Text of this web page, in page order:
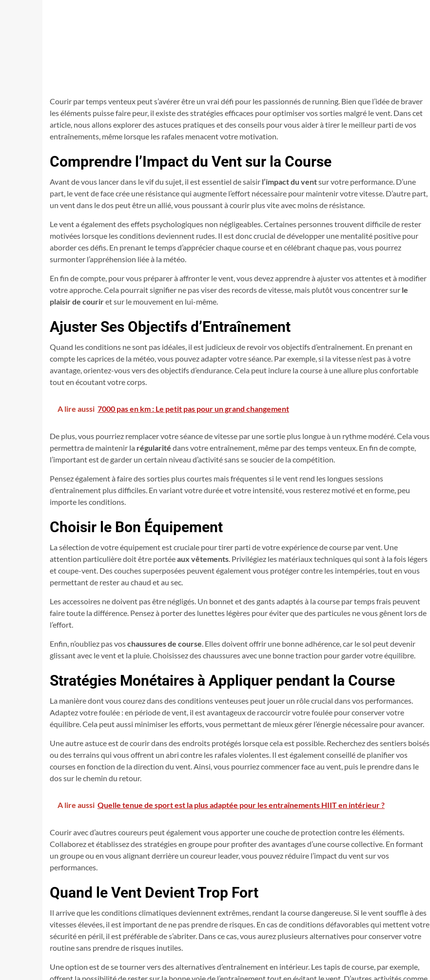
Courir par temps venteux peut s’avérer être un vrai défi pour les passionnés de running. Bien que l’idée de braver
les éléments puisse faire peur, il existe des stratégies efficaces pour optimiser vos sorties malgré le vent. Dans cet
article, nous allons explorer des astuces pratiques et des conseils pour vous aider à tirer le meilleur parti de vos
entraînements, même lorsque les rafales menacent votre motivation.
Comprendre l’Impact du Vent sur la Course
Avant de vous lancer dans le vif du sujet, il est essentiel de saisir l’impact du ventsur votre performance. D’une
part, le vent de face crée une résistance qui augmente l’effort nécessaire pour maintenir votre vitesse. D’autre part,
un vent dans le dos peut être un allié, vous poussant à courir plus vite avec moins de résistance.
Le vent a également des effets psychologiques non négligeables. Certaines personnes trouvent difficile de rester
motivées lorsque les conditions deviennent rudes. Il est donc crucial de développer une mentalité positive pour
aborder ces défis. En prenant le temps d’apprécier chaque course et en célébrant chaque pas, vous pourrez
surmonter l’appréhension liée à la météo.
En fin de compte, pour vous préparer à affronter le vent, vous devez apprendre à ajuster vos attentes et à modifier
votre approche. Cela pourrait signifier ne pas viser des records de vitesse, mais plutôt vous concentrer sur le
plaisir de couriret sur le mouvement en lui-même.
Ajuster Ses Objectifs d’Entraînement
Quand les conditions ne sont pas idéales, il est judicieux de revoir vos objectifs d’entraînement. En prenant en
compte les caprices de la météo, vous pouvez adapter votre séance. Par exemple, si la vitesse n’est pas à votre
avantage, orientez-vous vers des objectifs d’endurance. Cela peut inclure la course à une allure plus confortable
tout en écoutant votre corps.
A lire aussi 7000 pas en km : Le petit pas pour un grand changement
De plus, vous pourriez remplacer votre séance de vitesse par une sortie plus longue à un rythme modéré. Cela vous
permettra de maintenir la régularité dans votre entraînement, même par des temps venteux. En fin de compte,
l’important est de garder un certain niveau d’activité sans se soucier de la compétition.
Pensez également à faire des sorties plus courtes mais fréquentes si le vent rend les longues sessions
d’entraînement plus difficiles. En variant votre durée et votre intensité, vous resterez motivé et en forme, peu
importe les conditions.
Choisir le Bon Équipement
La sélection de votre équipement est cruciale pour tirer parti de votre expérience de course par vent. Une
attention particulière doit être portéeaux vêtements . Privilégiez les matériaux techniques qui sont à la fois légers
et coupe-vent. Des couches superposées peuvent également vous protéger contre les intempéries, tout en vous
permettant de rester au chaud et au sec.
Les accessoires ne doivent pas être négligés. Un bonnet et des gants adaptés à la course par temps frais peuvent
faire toute la différence. Pensez à porter des lunettes légères pour éviter que des particules ne vous gênent lors de
l’effort.
Enfin, n’oubliez pas voschaussures de course . Elles doivent offrir une bonne adhérence, car le sol peut devenir
glissant avec le vent et la pluie. Choisissez des chaussures avec une bonne traction pour garder votre équilibre.
Stratégies Monétaires à Appliquer pendant la Course
La manière dont vous courez dans des conditions venteuses peut jouer un rôle crucial dans vos performances.
Adaptez votre foulée : en période de vent, il est avantageux de raccourcir votre foulée pour conserver votre
équilibre. Cela peut aussi minimiser les efforts, vous permettant de mieux gérer l’énergie nécessaire pour avancer.
Une autre astuce est de courir dans des endroits protégés lorsque cela est possible. Recherchez des sentiers boisés
ou des terrains qui vous offrent un abri contre les rafales violentes. Il est également conseillé de planifier vos
courses en fonction de la direction du vent. Ainsi, vous pourriez commencer face au vent, puis le prendre dans le
dos sur le chemin du retour.
A lire aussi Quelle tenue de sport est la plus adaptée pour les entraînements HIIT en intérieur ?
Courir avec d’autres coureurs peut également vous apporter une couche de protection contre les éléments.
Collaborez et établissez des stratégies en groupe pour profiter des avantages d’une course collective. En formant
un groupe ou en vous alignant derrière un coureur leader, vous pouvez réduire l’impact du vent sur vos
performances.
Quand le Vent Devient Trop Fort
Il arrive que les conditions climatiques deviennent extrêmes, rendant la course dangereuse. Si le vent souffle à des
vitesses élevées, il est important de ne pas prendre de risques. En cas de conditions défavorables qui mettent votre
sécurité en péril, il est préférable de s’abriter. Dans ce cas, vous aurez plusieurs alternatives pour conserver votre
routine sans prendre de risques inutiles.
Une option est de se tourner vers des alternatives d’entraînement en intérieur. Les tapis de course, par exemple,
offrent la possibilité de rester sur la bonne voie de l’entraînement tout en évitant le vent. D’autres activités comme